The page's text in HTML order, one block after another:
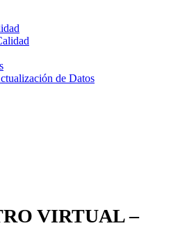
de Datos
VIRTUAL –